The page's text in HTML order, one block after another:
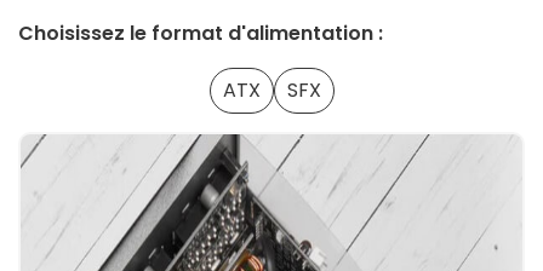
Choisissez le format d'alimentation :
ATX SFX